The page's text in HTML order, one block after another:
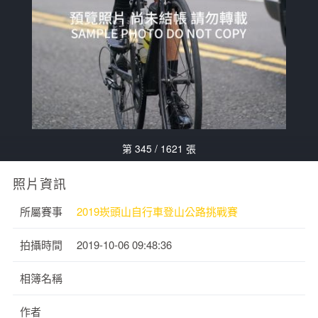
第 345 / 1621 張
照片資訊
所屬賽事 2019崁頭山自行車登山公路挑戰賽
拍攝時間 2019-10-06 09:48:36
相簿名稱
作者